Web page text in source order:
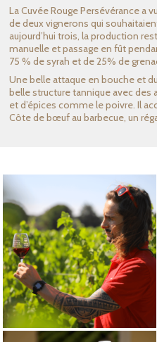
La Cuvée Rouge Persévérance a
de deux vignerons qui
aujourd’hui trois, la production
manuelle et passage en fût
75 % de syrah et de 25% de
Une belle attaque en bouche et
belle structure tannique avec
et d’épices comme le poivre. Il
Côte de bœuf au barbecue, un